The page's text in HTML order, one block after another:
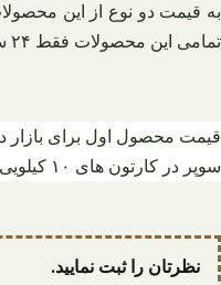
به قیمت دو نوع از این
تمامی این محصولات فقط ۲۴ ساعت اعتبار دارد.
سوپر در کارتون های ۱۰ کیلویی خالص کیلویی ۶۸ هزار تومان و با کیفیت درجه یک، کیلویی ۵۸ هزار تومان فاکتور می شود.
نظرتان را ثبت نمایید.